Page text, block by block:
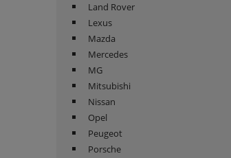
Land Rover
Lexus
Mazda
Mercedes
MG
Mitsubishi
Nissan
Opel
Peugeot
Porsche